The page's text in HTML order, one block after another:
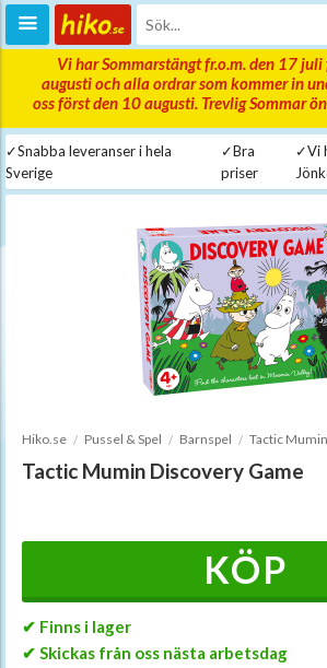
Vi har Sommarstängt fr.o.m. den 17
augusti och alla ordrar som kommer in
oss först den 10 augusti. Trevlig Sommar
✓Snabba leveranser i hela
Sverige
✓Bra
priser
✓Vi
Hiko.se Pussel & Spel Barnspel Tactic
Tactic Mumin Discovery Game
KÖP
✔ Finns i lager
✔ Skickas från oss nästa arbetsdag